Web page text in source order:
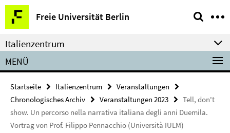
Springe
direkt
zu
Inhalt
Freie Universität Berlin
Service-
Navigation
Italienzentrum
MENÜ
Startseite Italienzentrum
Veranstaltungen
Chronologisches Archiv
Veranstaltungen 2023
Tell, don't
show. Un percorso nella narrativa italiana degli anni Duemila.
Vortrag von Prof. Filippo Pennacchio (Università IULM)